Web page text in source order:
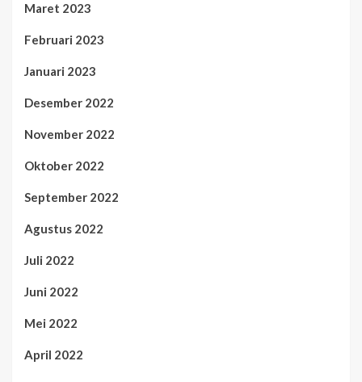
Maret 2023
Februari 2023
Januari 2023
Desember 2022
November 2022
Oktober 2022
September 2022
Agustus 2022
Juli 2022
Juni 2022
Mei 2022
April 2022